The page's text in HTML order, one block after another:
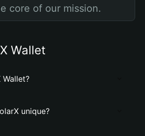
core of our mission.
Wallet
Wallet?
unique?